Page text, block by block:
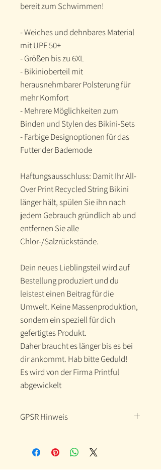
bereit zum Schwimmen!
- Weiches und dehnbares Material
mit UPF 50+
- Größen bis zu 6XL
- Bikinioberteil mit
herausnehmbarer Polsterung für
mehr Komfort
- Mehrere Möglichkeiten zum
Binden und Stylen des Bikini-Sets
- Farbige Designoptionen für das
Futter der Bademode
Haftungsausschluss: Damit Ihr All-
Over Print Recycled String Bikini
länger hält, spülen Sie ihn nach
jedem Gebrauch gründlich ab und
entfernen Sie alle
Chlor-/Salzrückstände.
Dein neues Lieblingsteil wird auf
Bestellung produziert und du
leistest einen Beitrag für die
Umwelt. Keine Massenproduktion,
sondern ein speziell für dich
gefertigtes Produkt.
Daher braucht es länger bis es bei
dir ankommt. Hab bitte Geduld!
Es wird von der Firma Printful
abgewickelt
GPSR Hinweis
Name: Printful